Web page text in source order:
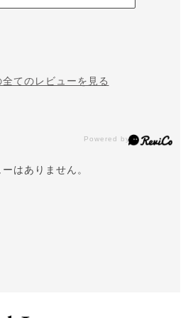
全てのレビューを見る
はありません。